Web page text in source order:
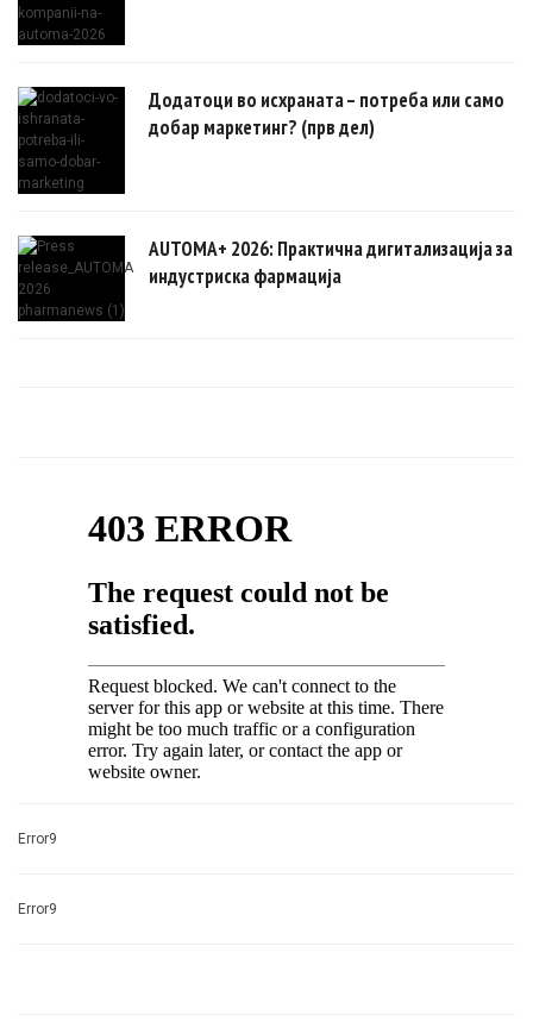
Додатоци во исхраната – потреба или само
добар маркетинг? (прв дел)
AUTOMA+ 2026: Практична дигитализација за
индустриска фармација
Error9
Error9